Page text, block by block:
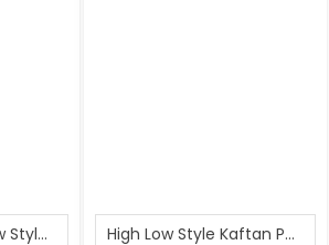
Aqua Bliss High Low Style Kaftan Pant Set High Low Style Kaftan Pant Set